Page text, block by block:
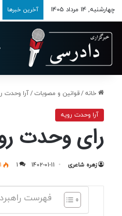
چهارشنبه, 14 مرداد 1405 آخرین خبرها
خانه /قوانین و مصوبات /آرا وحدت
آرا وحدت رویه
رای وحدت رویه شماره 828
زهره شاعری 1402-01-11
1
فهرست